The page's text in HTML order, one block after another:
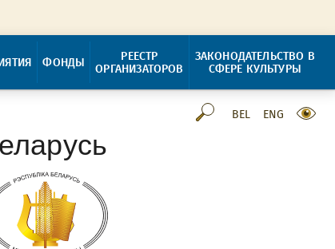
ФОНДЫ
РЕЕСТР
ОРГАНИЗАТОРОВ
ЗАКОНОДАТЕЛЬСТВО В
СФЕРЕ КУЛЬТУРЫ
BEL ENG